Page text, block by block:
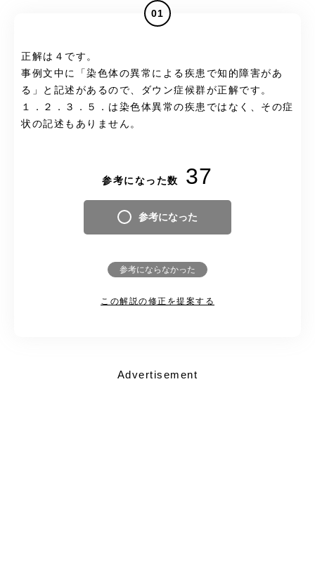
01
正解は４です。
事例文中に「染色体の異常による疾患で知的障害があ
る」と記述があるので、ダウン症候群が正解です。
１．２．３．５．は染色体異常の疾患ではなく、その症
状の記述もありません。
参考になった数 37
参考になった
参考にならなかった
この解説の修正を提案する
Advertisement